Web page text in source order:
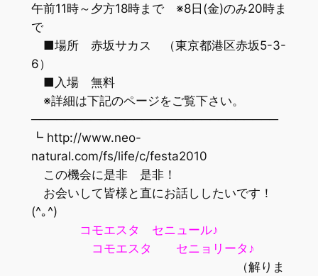
午前11時～夕方18時まで ※8日(金)のみ20時ま
で
■場所 赤坂サカス （東京都港区赤坂5-3-
6）
■入場 無料
※詳細は下記のページをご覧下さい。
─────────────────────────────
┗ http://www.neo-
natural.com/fs/life/c/festa2010
この機会に是非 是非！
お会いして皆様と直にお話ししたいです！
(^｡^)
コモエスタ セニュール♪
コモエスタ セニョリータ♪
（解りま